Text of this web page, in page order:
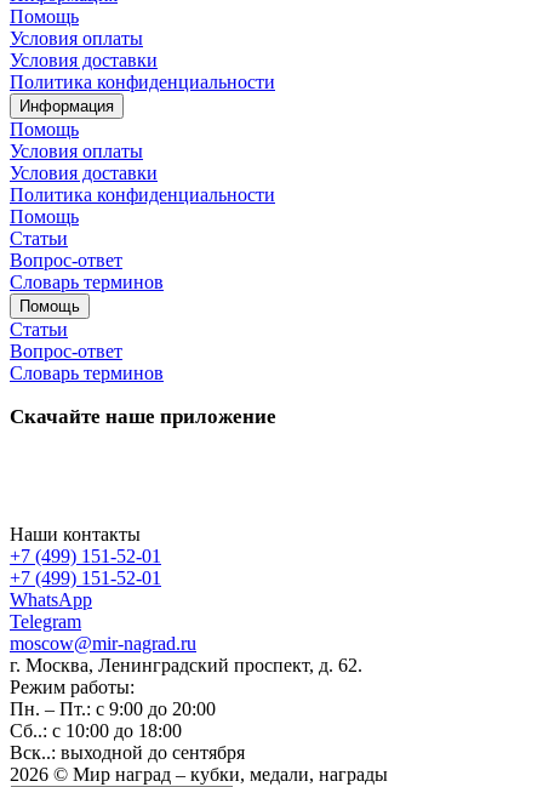
Помощь
Условия оплаты
Условия доставки
Политика конфиденциальности
Информация
Помощь
Условия оплаты
Условия доставки
Политика конфиденциальности
Помощь
Статьи
Вопрос-ответ
Словарь терминов
Помощь
Статьи
Вопрос-ответ
Словарь терминов
Скачайте наше приложение
Наши контакты
+7 (499) 151-52-01
+7 (499) 151-52-01
WhatsApp
Telegram
moscow@mir-nagrad.ru
г. Москва, Ленинградский проспект, д. 62.
Режим работы:
Пн. – Пт.: с 9:00 до 20:00
Сб..: с 10:00 до 18:00
Вск..: выходной до сентября
2026 © Мир наград – кубки, медали, награды